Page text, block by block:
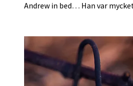
Andrew in bed… Han var